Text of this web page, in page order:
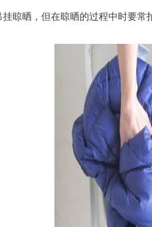
晾晒，但在晾晒的过程中时要常